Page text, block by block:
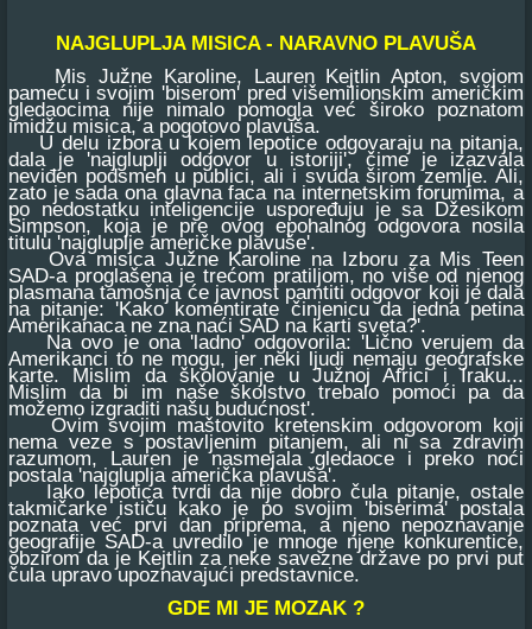
NAJGLUPLJA MISICA - NARAVNO PLAVUŠA
Mis Južne Karoline, Lauren Kejtlin Apton, svojom
pameću i svojim 'biserom' pred višemilionskim američkim
gledaocima nije nimalo pomogla već široko poznatom
imidžu misica, a pogotovo plavuša.
U delu izbora u kojem lepotice odgovaraju na pitanja,
dala je 'najgluplji odgovor u istoriji', čime je izazvala
neviđen podsmeh u publici, ali i svuda širom zemlje. Ali,
zato je sada ona glavna faca na internetskim forumima, a
po nedostatku inteligencije uspoređuju je sa Džesikom
Simpson, koja je pre ovog epohalnog odgovora nosila
titulu 'najgluplje američke plavuše'.
Ova misica Južne Karoline na Izboru za Mis Teen
SAD-a proglašena je trećom pratiljom, no više od njenog
plasmana tamošnja će javnost pamtiti odgovor koji je dala
na pitanje: 'Kako komentirate činjenicu da jedna petina
Amerikanaca ne zna naći SAD na karti sveta?'.
Na ovo je ona 'ladno' odgovorila: 'Lično verujem da
Amerikanci to ne mogu, jer neki ljudi nemaju geografske
karte. Mislim da školovanje u Južnoj Africi i Iraku...
Mislim da bi im naše školstvo trebalo pomoći pa da
možemo izgraditi našu budućnost'.
Ovim svojim maštovito kretenskim odgovorom koji
nema veze s postavljenim pitanjem, ali ni sa zdravim
razumom, Lauren je nasmejala gledaoce i preko noći
postala 'najgluplja američka plavuša'.
Iako lepotica tvrdi da nije dobro čula pitanje, ostale
takmičarke ističu kako je po svojim 'biserima' postala
poznata već prvi dan priprema, a njeno nepoznavanje
geografije SAD-a uvredilo je mnoge njene konkurentice,
obzirom da je Kejtlin za neke savezne države po prvi put
čula upravo upoznavajući predstavnice.
GDE MI JE MOZAK ?